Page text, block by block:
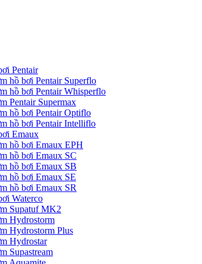
Pentair
hồ bơi Pentair Superflo
hồ bơi Pentair Whisperflo
Pentair Supermax
hồ bơi Pentair Optiflo
hồ bơi Pentair Intelliflo
Emaux
hồ bơi Emaux EPH
hồ bơi Emaux SC
hồ bơi Emaux SB
hồ bơi Emaux SE
hồ bơi Emaux SR
Waterco
Supatuf MK2
Hydrostorm
Hydrostorm Plus
Hydrostar
Supastream